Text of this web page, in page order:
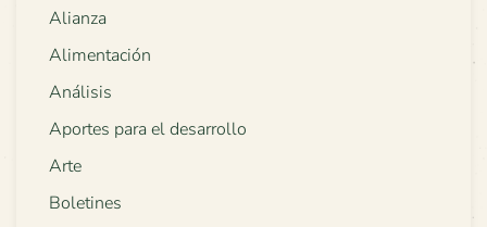
Alianza
Alimentación
Análisis
Aportes para el desarrollo
Arte
Boletines